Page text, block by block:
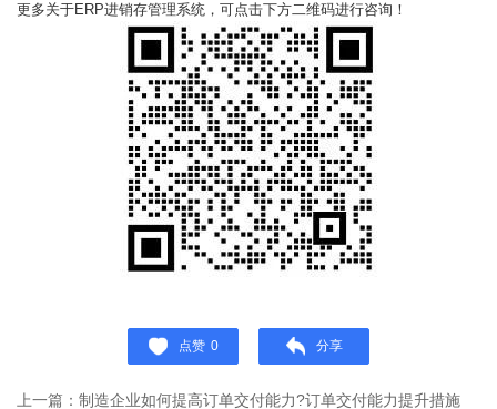
更多关于ERP进销存管理系统，可点击下方二维码进行咨询！
点赞 0 分享
上一篇：制造企业如何提高订单交付能力?订单交付能力提升措施